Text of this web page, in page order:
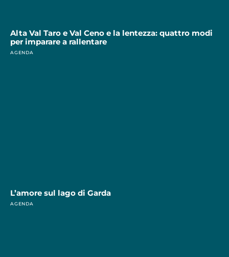
Alta Val Taro e Val Ceno e la lentezza: quattro modi
per imparare a rallentare
AGENDA
L’amore sul lago di Garda
AGENDA